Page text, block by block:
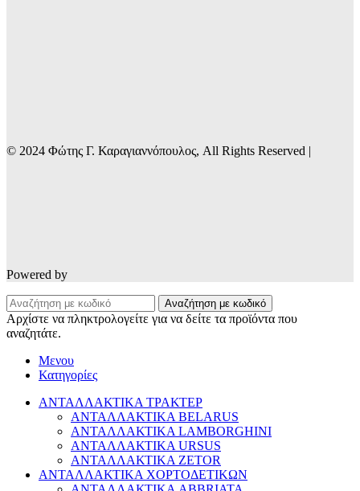
© 2024 Φώτης Γ. Καραγιαννόπουλος, All Rights Reserved |
Powered by
Αναζήτηση με κωδικό
Αρχίστε να πληκτρολογείτε για να δείτε τα προϊόντα που
αναζητάτε.
Μενου
Κατηγορίες
ΑΝΤΑΛΛΑΚΤΙΚΑ ΤΡΑΚΤΕΡ
ΑΝΤΑΛΛΑΚΤΙΚΑ BELARUS
ΑΝΤΑΛΛΑΚΤΙΚΑ LAMBORGHINI
ΑΝΤΑΛΛΑΚΤΙΚΑ URSUS
ΑΝΤΑΛΛΑΚΤΙΚΑ ZETOR
ΑΝΤΑΛΛΑΚΤΙΚΑ ΧΟΡΤΟΔΕΤΙΚΩΝ